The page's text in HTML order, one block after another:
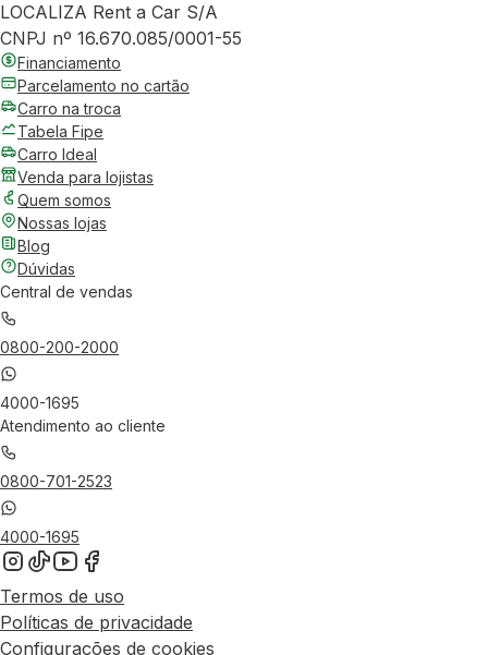
LOCALIZA Rent a Car S/A
CNPJ nº 16.670.085/0001-55
Financiamento
Parcelamento no cartão
Carro na troca
Tabela Fipe
Carro Ideal
Venda para lojistas
Quem somos
Nossas lojas
Blog
Dúvidas
Central de vendas
0800-200-2000
4000-1695
Atendimento ao cliente
0800-701-2523
4000-1695
Termos de uso
Políticas de privacidade
Configurações de cookies